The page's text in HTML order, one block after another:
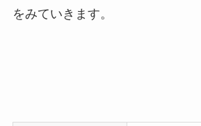
をみていきます。